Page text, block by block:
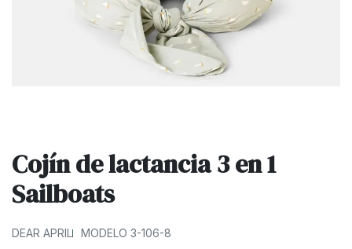
Cojín de lactancia 3 en 1
Sailboats
DEAR APRIL MODELO 3-106-8